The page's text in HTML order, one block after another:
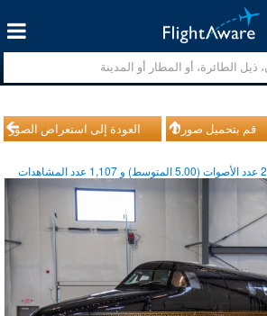
العودة إلى استعراض الصور قم بتحميل صورك
2عدد الأصوات (5.00المتوسط) و 1,107 عدد المشاهدات